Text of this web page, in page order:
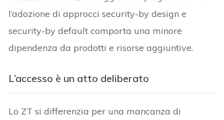
l’adozione di approcci security-by design e
security-by default comporta una minore
dipendenza da prodotti e risorse aggiuntive.
L’accesso è un atto deliberato
Lo ZT si differenzia per una mancanza di